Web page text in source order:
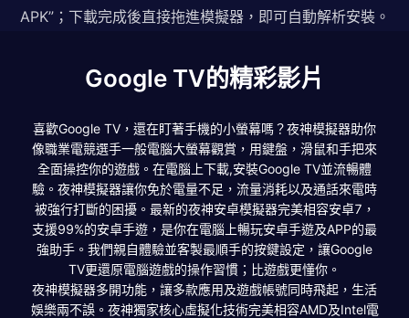
APK”；下載完成後直接拖進模擬器，即可自動解析安裝。
Google TV的精彩影片
喜歡Google TV，還在盯著手機的小螢幕嗎？夜神模擬器助你
像職業電競選手一般電腦大螢幕觀賞，用鍵盤，滑鼠和手把來
全面操控你的遊戲。在電腦上下載,安裝Google TV並流暢體
驗。夜神模擬器讓你免於電量不足，流量消耗以及通話來電時
被強行打斷的困擾。最新的夜神安卓模擬器完美相容安卓7，
支援99%的安卓手遊，是你在電腦上暢玩安卓手遊及APP的最
強助手。我們親自體驗並客製最順手的按鍵設定，讓Google
TV更還原電腦遊戲的操作習慣；比遊戲更懂你。
夜神模擬器多開功能，讓多款應用及遊戲帳號同時飛起，生活
娛樂兩不誤。夜神獨家核心虛擬化技術完美相容AMD及Intel電